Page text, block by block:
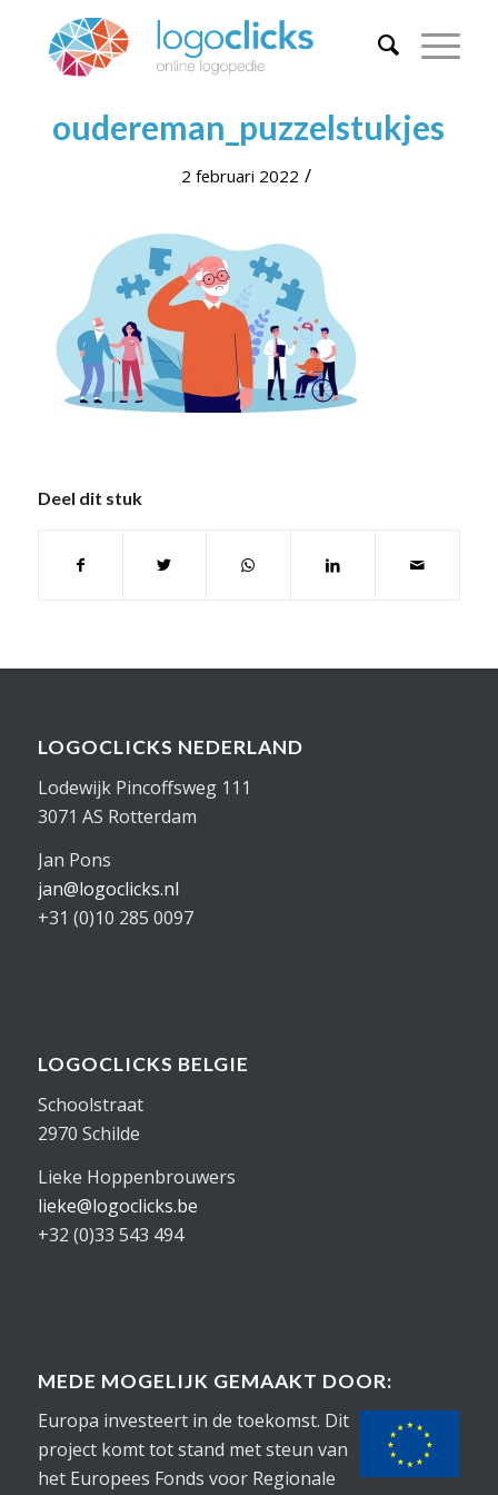
oudereman_puzzelstukjes
2 februari 2022 /
Deel dit stuk
LOGOCLICKS NEDERLAND
Lodewijk Pincoffsweg 111
3071 AS Rotterdam
Jan Pons
jan@logoclicks.nl
+31 (0)10 285 0097
LOGOCLICKS BELGIE
Schoolstraat
2970 Schilde
Lieke Hoppenbrouwers
lieke@logoclicks.be
+32 (0)33 543 494
MEDE MOGELIJK GEMAAKT DOOR:
Europa investeert in de toekomst. Dit
project komt tot stand met steun van
het Europees Fonds voor Regionale